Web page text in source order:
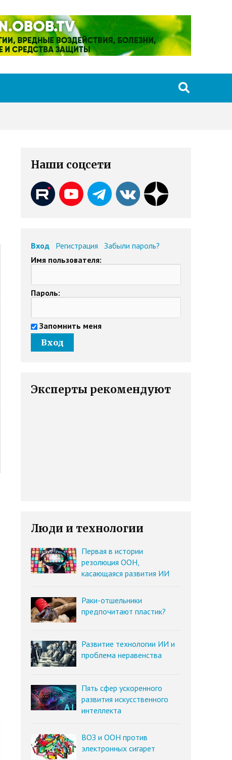
Наши соцсети
Вход Регистрация
Забыли пароль?
Имя пользователя:
Пароль:
Запомнить меня
Эксперты рекомендуют
Люди и технологии
Первая в истории
резолюция ООН,
касающаяся развития ИИ
Раки-отшельники
предпочитают пластик?
Развитие технологии ИИ и
проблема неравенства
Пять сфер ускоренного
развития искусственного
интеллекта
ВОЗ и ООН против
электронных сигарет